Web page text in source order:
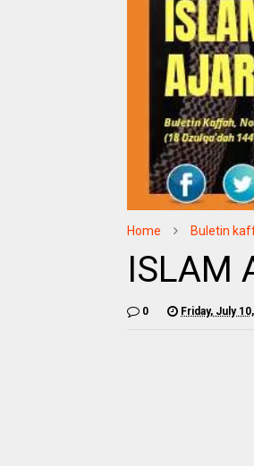
Home Buletin
ISLAM
0 Friday, July